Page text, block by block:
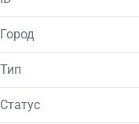
Город
Тип
Статус